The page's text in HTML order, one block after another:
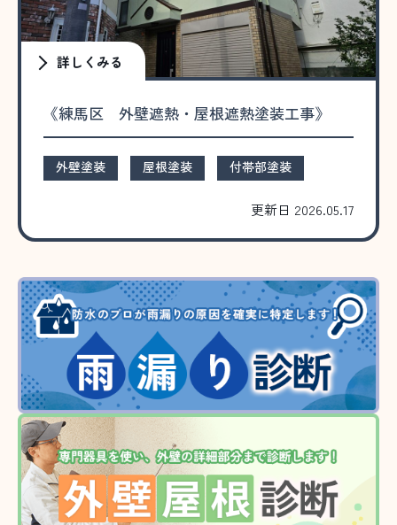
《練馬区 外壁遮熱・屋根遮熱塗装工事》
外壁塗装 屋根塗装 付帯部塗装
更新日 2026.05.17
詳しくみる